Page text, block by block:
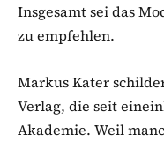
Insgesamt sei das
zu empfehlen.
Markus Kater
Verlag, die seit
Akademie. Weil